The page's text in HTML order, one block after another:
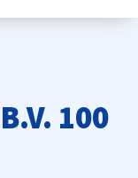
100